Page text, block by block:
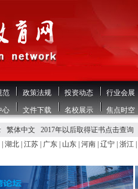
范 政策法规 投资动态 行业会展
心 文件下载 名校展示 焦点时空
繁体中文
2017年以后取得证书点击查询
湖北 江苏 广东 山东 河南 辽宁 浙江